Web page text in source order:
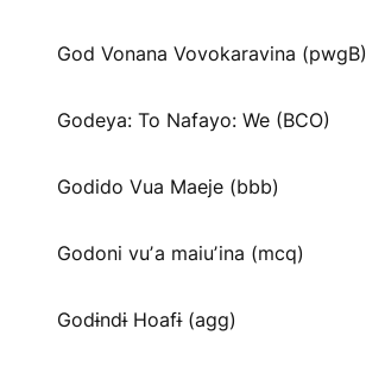
God Vonana Vovokaravina (pwgB)
Godeya: To Nafayo: We (BCO)
Godido Vua Maeje (bbb)
Godoni vuʼa maiuʼina (mcq)
Godɨndɨ Hoafɨ (agg)